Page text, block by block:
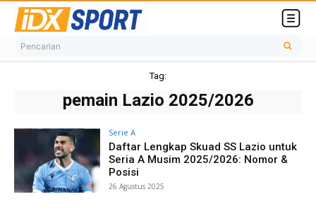
Pencarian
Tag:
pemain Lazio 2025/2026
Serie A
Daftar Lengkap Skuad SS Lazio untuk
Seria A Musim 2025/2026: Nomor &
Posisi
26 Agustus 2025